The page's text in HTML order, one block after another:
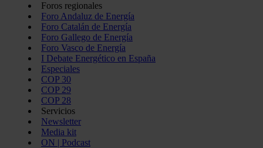
Foros regionales
Foro Andaluz de Energía
Foro Catalán de Energía
Foro Gallego de Energía
Foro Vasco de Energía
I Debate Energético en España
Especiales
COP 30
COP 29
COP 28
Servicios
Newsletter
Media kit
ON | Podcast